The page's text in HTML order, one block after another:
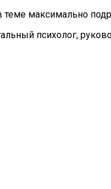
теме максимально
психолог,